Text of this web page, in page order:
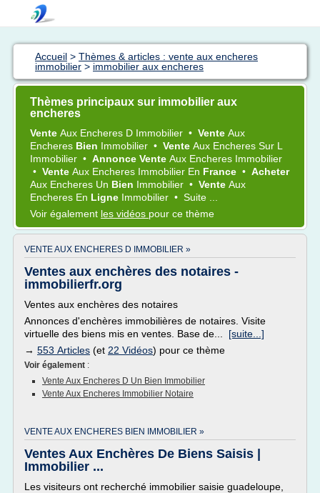
Accueil > Thèmes & articles : vente aux encheres
immobilier > immobilier aux encheres
Thèmes principaux sur immobilier aux
encheres
Vente Aux Encheres D Immobilier • Vente Aux
Encheres Bien Immobilier • Vente Aux Encheres Sur L
Immobilier • Annonce Vente Aux Encheres Immobilier
• Vente Aux Encheres Immobilier En France • Acheter
Aux Encheres Un Bien Immobilier • Vente Aux
Encheres En Ligne Immobilier • Suite ...
Voir également les vidéos pour ce thème
VENTE AUX ENCHERES D IMMOBILIER »
Ventes aux enchères des notaires -
immobilierfr.org
Ventes aux enchères des notaires
Annonces d'enchères immobilières de notaires. Visite
virtuelle des biens mis en ventes. Base de... [suite...]
→ 553 Articles (et 22 Vidéos) pour ce thème
Voir également :
Vente Aux Encheres D Un Bien Immobilier
Vente Aux Encheres Immobilier Notaire
VENTE AUX ENCHERES BIEN IMMOBILIER »
Ventes Aux Enchères De Biens Saisis |
Immobilier ...
Les visiteurs ont recherché immobilier saisie guadeloupe,